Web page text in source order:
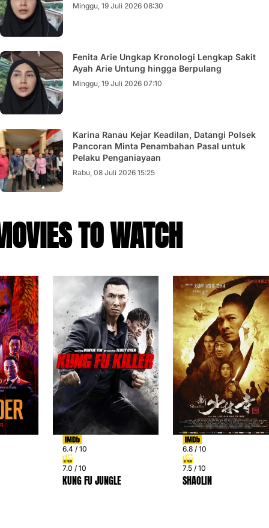
Minggu, 19 Juli 2026 08:30
Fenita Arie Ungkap Kronologi Lengkap Sakit
Ayah Arie Untung hingga Berpulang
Minggu, 19 Juli 2026 07:10
Karina Ranau Kejar Keadilan, Datangi Polsek
Pancoran Minta Penambahan Pasal untuk
Pelaku Penganiayaan
Rabu, 08 Juli 2026 15:25
TO WATCH
6.4 / 10
7.0 / 10
KUNG FU JUNGLE
6.8 / 10
7.5 / 10
SHAOLIN